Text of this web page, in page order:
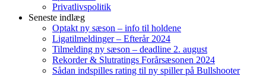
Privatlivspolitik
Seneste indlæg
Optakt ny sæson – info til holdene
Ligatilmeldinger – Efterår 2024
Tilmelding ny sæson – deadline 2. august
Rekorder & Slutratings Forårsæsonen 2024
Sådan indspilles rating til ny spiller på Bullshooter